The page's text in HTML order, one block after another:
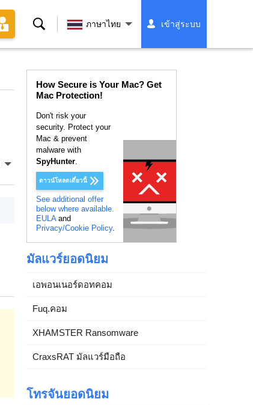
ค้นหา ภาษาไทย เข้าสู่ระบบ
How Secure is Your Mac? Get
Mac Protection!
Don't risk your
security. Protect your
Mac & prevent
malware with
SpyHunter.
ดาวน์โหลดเดี๋ยวนี้
See additional offer
below where available.
EULAand
Privacy/Cookie Policy.
มัลแวร์ยอดนิยม
เอพอนเนอร์ดอทคอม
Fuq.คอม
XHAMSTER Ransomware
CraxsRAT มัลแวร์มือถือ
โทรจันยอดนิยม